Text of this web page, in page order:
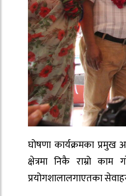
घोषणा कार्यक्रमका प्रमुख
क्षेत्रमा निकै राम्रो
प्रयोगशालालगाएतका